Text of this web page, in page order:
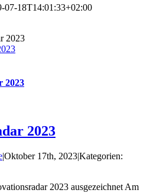
07-18T14:01:33+02:00
2023
2023
|Oktober 17th, 2023|Kategorien:
2023 ausgezeichnet Am